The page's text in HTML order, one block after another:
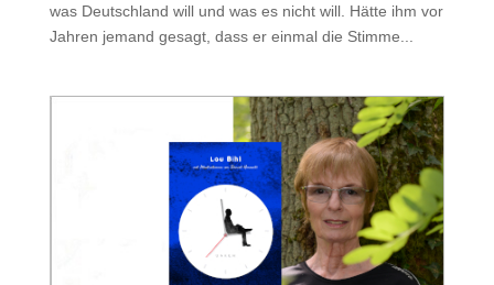
was Deutschland will und was es nicht will. Hätte ihm vor
Jahren jemand gesagt, dass er einmal die Stimme...